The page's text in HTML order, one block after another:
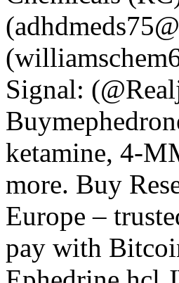
Signal:
ketamine, 4-
more. Buy
Europe –
pay with